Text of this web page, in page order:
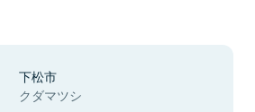
下松市
クダマツシ